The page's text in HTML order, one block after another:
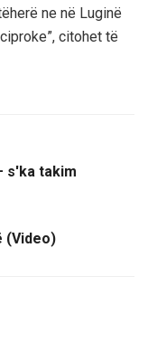
ne në Luginë
citohet të
s'ka takim
(Video)